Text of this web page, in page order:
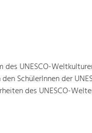
des UNESCO-
SchülerInnen der
des UNESCO-